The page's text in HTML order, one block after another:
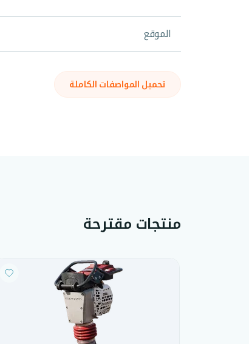
الموقع
تحميل المواصفات الكاملة
منتجات مقترحة